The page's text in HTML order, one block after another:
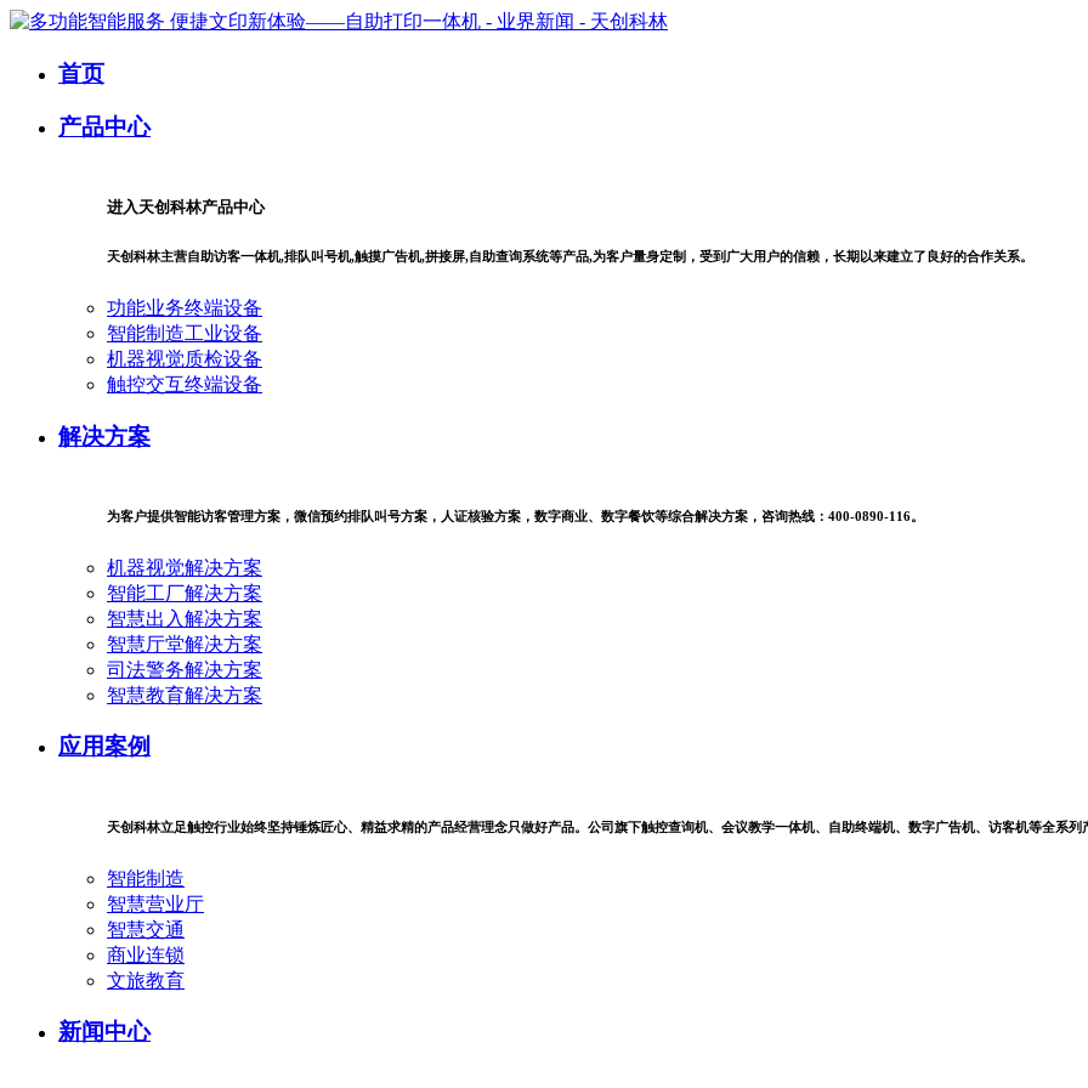
首页
产品中心
进入天创科林产品中心
天创科林主营自助访客一体机,排队叫号机,触摸广告机,拼接屏,自助查询系统等产品,为客户量身定制，受到广大用户的信赖，长期以来建立了良好的合作关系。
功能业务终端设备
智能制造工业设备
机器视觉质检设备
触控交互终端设备
解决方案
为客户提供智能访客管理方案，微信预约排队叫号方案，人证核验方案，数字商业、数字餐饮等综合解决方案，咨询热线：400-0890-116。
机器视觉解决方案
智能工厂解决方案
智慧出入解决方案
智慧厅堂解决方案
司法警务解决方案
智慧教育解决方案
应用案例
天创科林立足触控行业始终坚持锤炼匠心、精益求精的产品经营理念只做好产品。公司旗下触控查询机、会议教学一体机、自助终端机、数字广告机、访客机等全系列
智能制造
智慧营业厅
智慧交通
商业连锁
文旅教育
新闻中心